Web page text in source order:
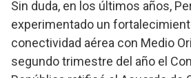
Sin duda, en los últimos años,
experimentado un
conectividad aérea con Medio
segundo trimestre del año el